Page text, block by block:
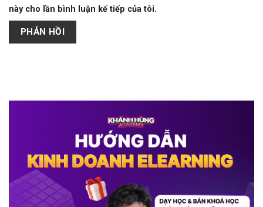
này cho lần bình luận kế tiếp của tôi.